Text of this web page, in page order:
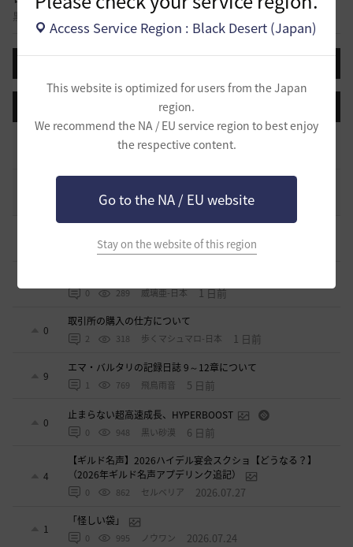
Access Service Region : Black Desert (Japan)
This website is optimized for users from the Japan
region.
We recommend the NA / EU service region to best enjoy
the respective content.
Go to the NA / EU website
Stay on the website of this region
黒い砂漠に関する様々なテーマについて話し合える自由掲示板です。
コメント順
止まらない超高速成長、HYPERBOOST
黒い砂漠
47.8K 黒い砂漠 2020.03.25
205 ノウワン 21 時間前
0 289 威璃亜-日本 1 日前
0
取引所の購入の仕方について
2 318 歩くマシュマロ-日本 1 日前
9
エマ・バルタリの記録日誌 9～12章について
1 769 飛鳥雨音 5 日前
0
止まらない超高速成長、HYPERBOOST
0 948 黒い砂漠 6 日前
4
【ギルド名声】2026ハイデル宴会スクショ【どうなる？】
（2026年ギルド名声アプデリンク追記）
0 862 セルベリア 2026.07.27
1
「怪しい袋」
0 995 ノウワン 2026.07.24